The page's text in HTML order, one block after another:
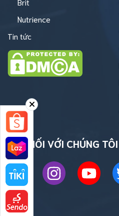
Nutrience
Tin tức
KẾT NỐI VỚI CHÚNG TÔI